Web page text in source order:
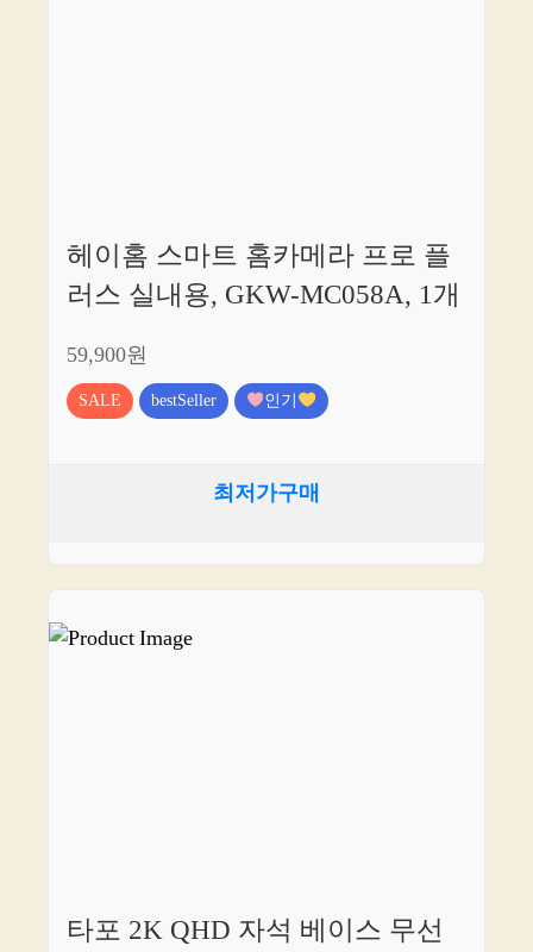
헤이홈 스마트 홈카메라 프로 플
러스 실내용, GKW-MC058A, 1개
59,900원
SALE bestSeller 인기
최저가구매
타포 2K QHD 자석 베이스 무선